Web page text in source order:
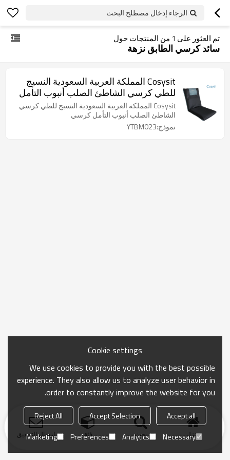
الرجاء إدخال مصطلح البحث
تم العثور على 1 من المنتجات حول
سائد كرسي الطابق نزهة
Cosysit المملكة العربية السعودية النسيج
للطي كرسي الشاطئ الصلب أنبوب التأمل
كرسيCosysit المملكة العربية السعودية النسيج للطي كرسي
الشاطئ الصلب أنبوب التأمل كرسي
نموذج:YTBM023
منزل بحث فئة ارسال التحقيق
Cookie settings
We use cookies to provide you with the best possible
experience. They also allow us to analyze user behavior in
order to constantly improve the website for you.
Accept all
Accept Selection
Reject All
Necessary
Analytics
Preferences
Marketing